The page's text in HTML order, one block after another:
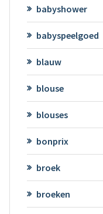
babyshower
babyspeelgoed
blauw
blouse
blouses
bonprix
broek
broeken